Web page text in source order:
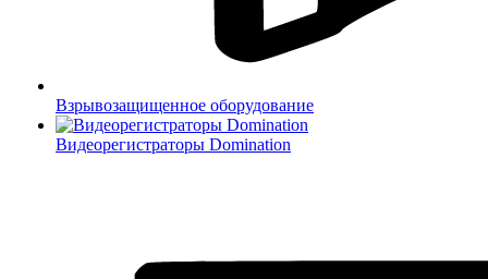
Взрывозащищенное оборудование
Видеорегистраторы Domination